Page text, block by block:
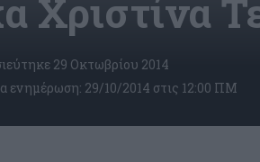
Χριστίνα
ενημέρωση: 29/10/2014 στις 12:00 ΠΜ
29 Οκτωβρίου 2014